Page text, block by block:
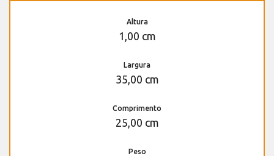
Altura
1,00 cm
Largura
35,00 cm
Comprimento
25,00 cm
Peso